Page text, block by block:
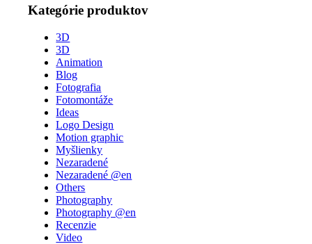
Kategórie produktov
3D
3D
Animation
Blog
Fotografia
Fotomontáže
Ideas
Logo Design
Motion graphic
Myšlienky
Nezaradené
Nezaradené @en
Others
Photography
Photography @en
Recenzie
Video